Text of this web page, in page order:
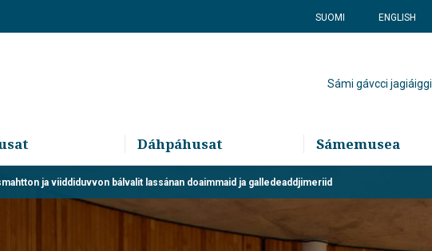
SUOMI ENGLISH
Sámi gávcci jagiáiggi
Dáhpáhusat Sámemusea
ja viiddiduvvon bálvalit lassánan doaimmaid ja galledeaddjimeriid